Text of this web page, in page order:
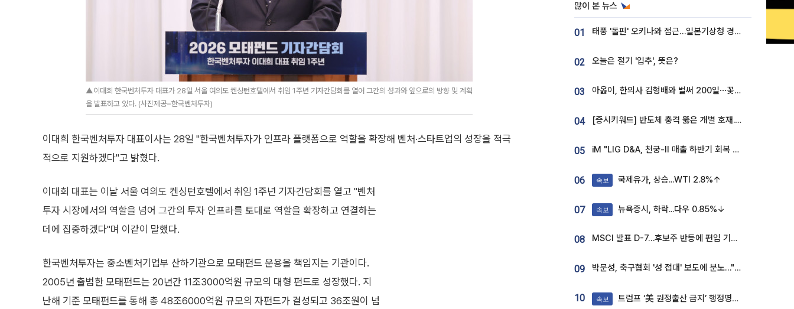
▲이대희 한국벤처투자 대표가 28일 서울 여의도 켄싱턴호텔에서 취임 1주년 기자간담회를 열어 그간의 성과와 앞으로의 방향 및 계획
을 발표하고 있다. (사진제공=한국벤처투자)
이대희 한국벤처투자 대표이사는 28일 "한국벤처투자가 인프라 플랫폼으로 역할을 확장해 벤처·스타트업의 성장을 적극
적으로 지원하겠다"고 밝혔다.
이대희 대표는 이날 서울 여의도 켄싱턴호텔에서 취임 1주년 기자간담회를 열고 "벤처
투자 시장에서의 역할을 넘어 그간의 투자 인프라를 토대로 역할을 확장하고 연결하는
데에 집중하겠다"며 이같이 말했다.
한국벤처투자는 중소벤처기업부 산하기관으로 모태펀드 운용을 책임지는 기관이다.
2005년 출범한 모태펀드는 20년간 11조3000억원 규모의 대형 펀드로 성장했다. 지
난해 기준 모태펀드를 통해 총 48조6000억원 규모의 자펀드가 결성되고 36조원이 넘
많이 본 뉴스
01 태풍 '돌핀' 오키나와 접근…일본기상청 경로 업데이트
02 오늘은 절기 '입추', 뜻은?
03 아옳이, 한의사 김형배와 벌써 200일⋯꽃다발 들고 "프러포즈 아냐"
04 [증시키워드] 반도체 충격 뚫은 개별 호재...포스코퓨처엠·에코프로·한화솔루션 '눈길'
05 iM "LIG D&A, 천궁-II 매출 하반기 회복 전망…방산 톱픽 유지"
06 속보 국제유가, 상승...WTI 2.8%↑
07 속보 뉴욕증시, 하락...다우 0.85%↓
08 MSCI 발표 D-7…후보주 반등에 편입 기대 재점화
09 박문성, 축구협회 '성 접대' 보도에 분노…"다 말아먹으려고 작정했나"
10 속보 트럼프 ‘美 원정출산 금지’ 행정명령 서명